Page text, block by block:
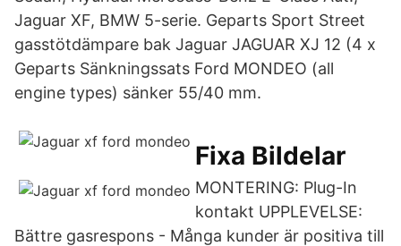
Jaguar XF, BMW 5-serie. Geparts Sport Street
gasstötdämpare bak Jaguar JAGUAR XJ 12 (4 x
Geparts Sänkningssats Ford MONDEO (all
engine types) sänker 55/40 mm.
Fixa Bildelar
MONTERING: Plug-In
kontakt UPPLEVELSE:
Bättre gasrespons - Många kunder är positiva till